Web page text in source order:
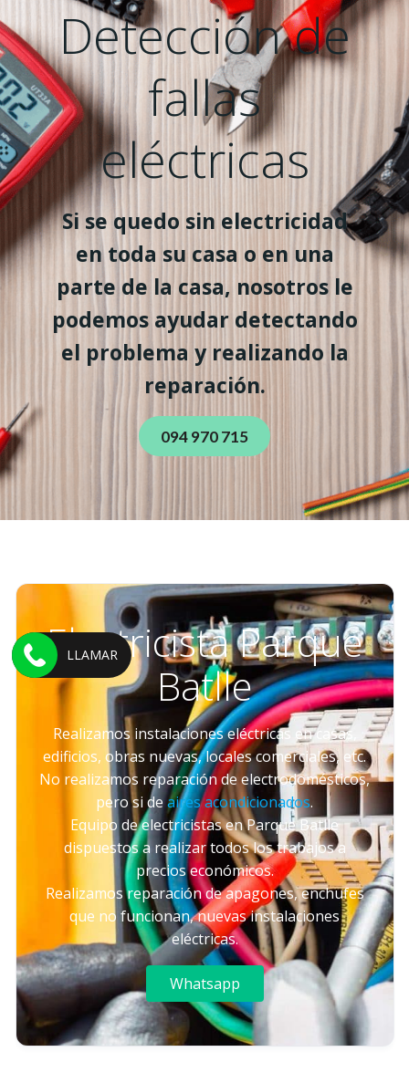
Detección de
fallas
eléctricas
Si se quedo sin electricidad
en toda su casa o en una
parte de la casa, nosotros le
podemos ayudar detectando
el problema y realizando la
reparación.
094 970 715
Electricista Parque
Batlle
Realizamos instalaciones eléctricas en casas,
edificios, obras nuevas, locales comerciales, etc.
No realizamos reparación de electrodomésticos,
pero si deaires acondicionados.
Equipo de electricistas en Parque Batlle
dispuestos a realizar todos los trabajos a
precios económicos.
Realizamos reparación de apagones, enchufes
que no funcionan, nuevas instalaciones
eléctricas.
Whatsapp
LLAMAR